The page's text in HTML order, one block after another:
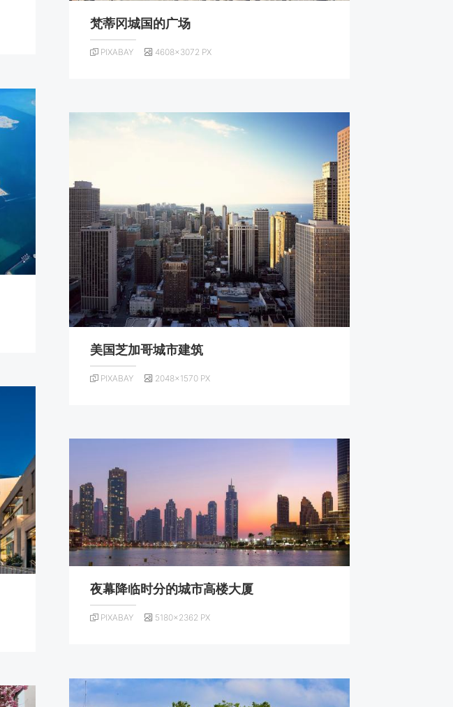
梵蒂冈城国的广场
PIXABAY 4608×3072 PX
美国芝加哥城市建筑
PIXABAY 2048×1570 PX
夜幕降临时分的城市高楼大厦
PIXABAY 5180×2362 PX